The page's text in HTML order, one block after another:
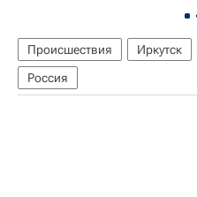
Происшествия Иркутск
Россия